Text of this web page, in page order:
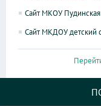
Сайт МКОУ
Сайт МКДОУ детский